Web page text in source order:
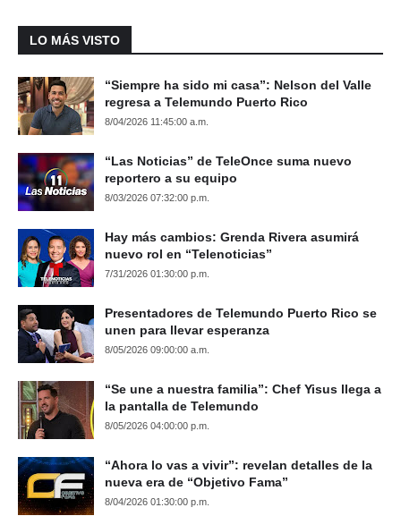
LO MÁS VISTO
“Siempre ha sido mi casa”: Nelson del Valle
regresa a Telemundo Puerto Rico
8/04/2026 11:45:00 a.m.
“Las Noticias” de TeleOnce suma nuevo
reportero a su equipo
8/03/2026 07:32:00 p.m.
Hay más cambios: Grenda Rivera asumirá
nuevo rol en “Telenoticias”
7/31/2026 01:30:00 p.m.
Presentadores de Telemundo Puerto Rico se
unen para llevar esperanza
8/05/2026 09:00:00 a.m.
“Se une a nuestra familia”: Chef Yisus llega a
la pantalla de Telemundo
8/05/2026 04:00:00 p.m.
“Ahora lo vas a vivir”: revelan detalles de la
nueva era de “Objetivo Fama”
8/04/2026 01:30:00 p.m.